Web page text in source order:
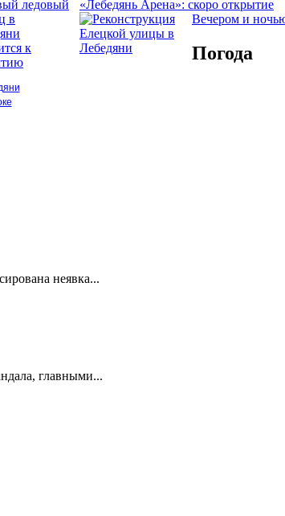
«Лебедянь Арена»: скоро открытие
Вечером и
Погода
неявка...
главными...